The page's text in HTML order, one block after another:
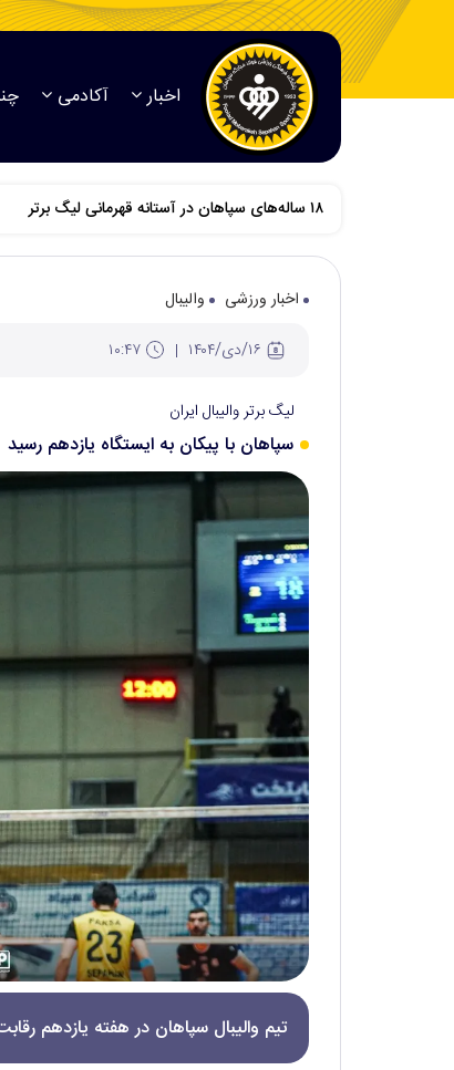
اخبار آکادمی
اخبار ورزشی
والیبال
لیگ برتر والیبال ایران
سپاهان با پیکان به ایستگاه یازدهم رسید
تیم والیبال سپاهان در هفته یازدهم